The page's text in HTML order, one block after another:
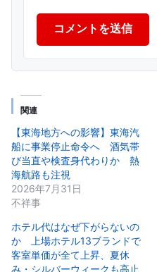
コメントを送信
関連
【東海地方への影響】東海汽
船に事業停止命令へ 酒気帯
び当直や検査身代わりか 熱
海航路も注視
2026年7月31日
不祥事
ホテル代はなぜ下がらないの
か 上場ホテル13ブランドで
客室単価が全て上昇、夏休
み・シルバーウィークも高止